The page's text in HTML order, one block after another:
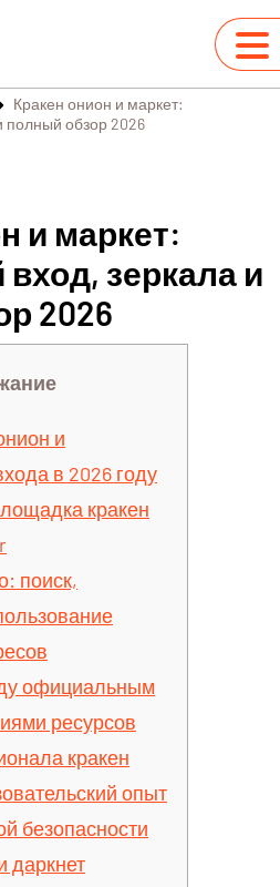
Кракен онион и маркет:
полный обзор 2026
и маркет:
зеркала и
2026
и
в 2026 году
кракен
поиск,
официальным
ресурсов
кракен
опыт
безопасности
даркнет